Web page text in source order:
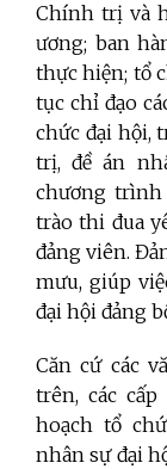
Chính trị và
ương; ban
thực hiện; tổ
tục chỉ đạo
chức đại hội,
trị, đề án
chương trình
trào thi đua
đảng viên.
mưu, giúp
đại hội đảng
Căn cứ các
trên, các
hoạch tổ
nhân sự đại